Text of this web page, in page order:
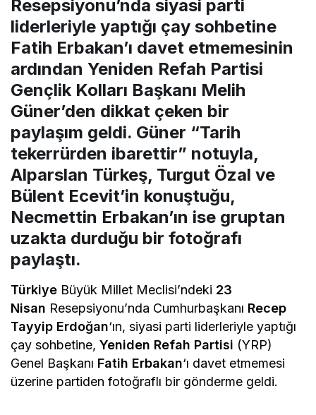
Resepsiyonu’nda siyasi parti
liderleriyle yaptığı çay sohbetine
Fatih Erbakan’ı davet etmemesinin
ardından Yeniden Refah Partisi
Gençlik Kolları Başkanı Melih
Güner’den dikkat çeken bir
paylaşım geldi. Güner “Tarih
tekerrürden ibarettir” notuyla,
Alparslan Türkeş, Turgut Özal ve
Bülent Ecevit’in konuştuğu,
Necmettin Erbakan’ın ise gruptan
uzakta durduğu bir fotoğrafı
paylaştı.
Türkiye Büyük Millet Meclisi’ndeki 23
Nisan Resepsiyonu’nda Cumhurbaşkanı Recep
Tayyip Erdoğan‘ın, siyasi parti liderleriyle yaptığı
çay sohbetine,Yeniden Refah Partisi (YRP)
Genel Başkanı Fatih Erbakan‘ı davet etmemesi
üzerine partiden fotoğraflı bir gönderme geldi.